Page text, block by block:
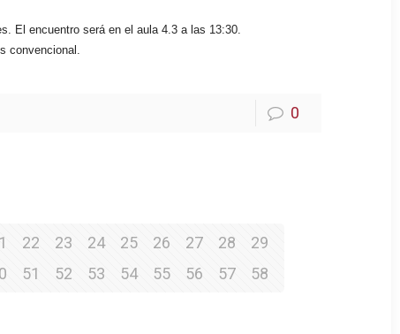
El encuentro será en el aula 4.3 a las 13:30.
convencional.
0
22 23 24 25 26 27 28
29
51 52 53 54 55 56 57 58